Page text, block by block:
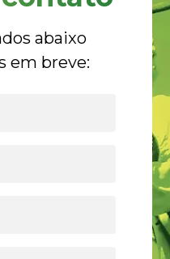
abaixo
em breve: